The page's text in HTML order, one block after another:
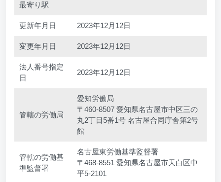
最寄り駅
更新年月日 2023年12月12日
変更年月日 2023年12月12日
法人番号指定
日
2023年12月12日
管轄の労働局
愛知労働局
〒460-8507 愛知県名古屋市中区三の
丸2丁目5番1号 名古屋合同庁舎第2号
館
管轄の労働基
準監督署
名古屋東労働基準監督署
〒468-8551 愛知県名古屋市天白区中
平5-2101